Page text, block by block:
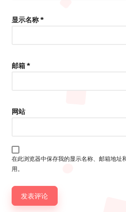
显示名称*
邮箱*
网站
在此浏览器中保存我的显示名称、邮箱地址
用。